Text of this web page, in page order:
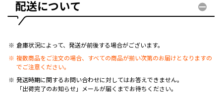
配送について
倉庫状況によって、発送が前後する場合がございます。
複数商品をご注文の場合、すべての商品が揃い次第のお届けとなりますの
でご注意ください。
発送時期に関するお問い合わせに対してはお答えできません。
「出荷完了のお知らせ」メールが届くまでお待ちください。